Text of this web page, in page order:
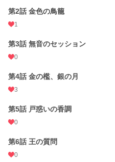
お気に入り 21
初回公開日時
初回完結日時 2026.02.17 01:34
週間ポイント
月間ポイント 105 pt (64,672 位)
年間ポイント
第2話 金色の鳥籠
1
第3話 無音のセッション
0
第4話 金の檻、銀の月
3
第5話 戸惑いの香調
0
第6話 王の質問
0